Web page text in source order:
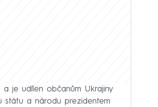
je udílen občanům Ukrajiny
státu a národu prezidentem